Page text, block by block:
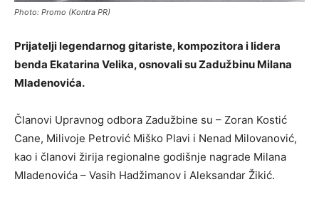
Photo: Promo (Kontra PR)
Prijatelji legendarnog gitariste, kompozitora i lidera
benda Ekatarina Velika, osnovali su Zadužbinu Milana
Mladenovića.
Članovi Upravnog odbora Zadužbine su – Zoran Kostić
Cane, Milivoje Petrović Miško Plavi i Nenad Milovanović,
kao i članovi žirija regionalne godišnje nagrade Milana
Mladenovića – Vasih Hadžimanov i Aleksandar Žikić.